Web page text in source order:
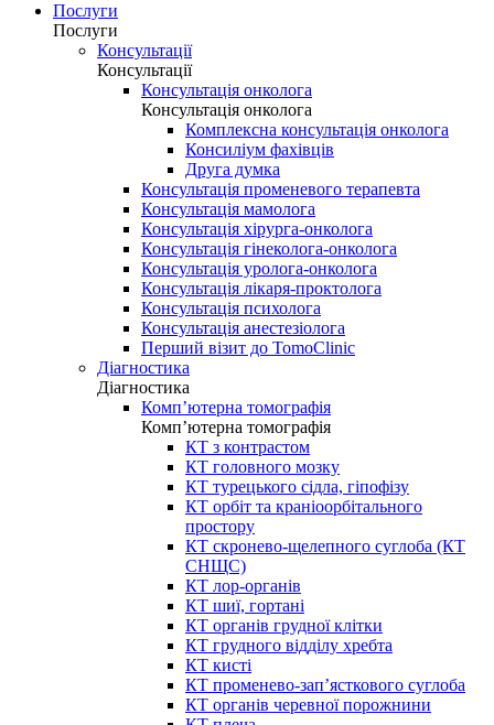
Послуги
Послуги
Консультації
Консультації
Консультація онколога
Консультація онколога
Комплексна консультація онколога
Консиліум фахівців
Друга думка
Консультація променевого терапевта
Консультація мамолога
Консультація хірурга-онколога
Консультація гінеколога-онколога
Консультація уролога-онколога
Консультація лікаря-проктолога
Консультація психолога
Консультація анестезіолога
Перший візит до TomoClinic
Діагностика
Діагностика
Комп’ютерна томографія
Комп’ютерна томографія
КТ з контрастом
КТ головного мозку
КТ турецького сідла, гіпофізу
КТ орбіт та краніоорбітального
простору
КТ скронево-щелепного суглоба (КТ
СНЩС)
КТ лор-органів
КТ шиї, гортані
КТ органів грудної клітки
КТ грудного відділу хребта
КТ кисті
КТ променево-зап’ясткового суглоба
КТ органів черевної порожнини